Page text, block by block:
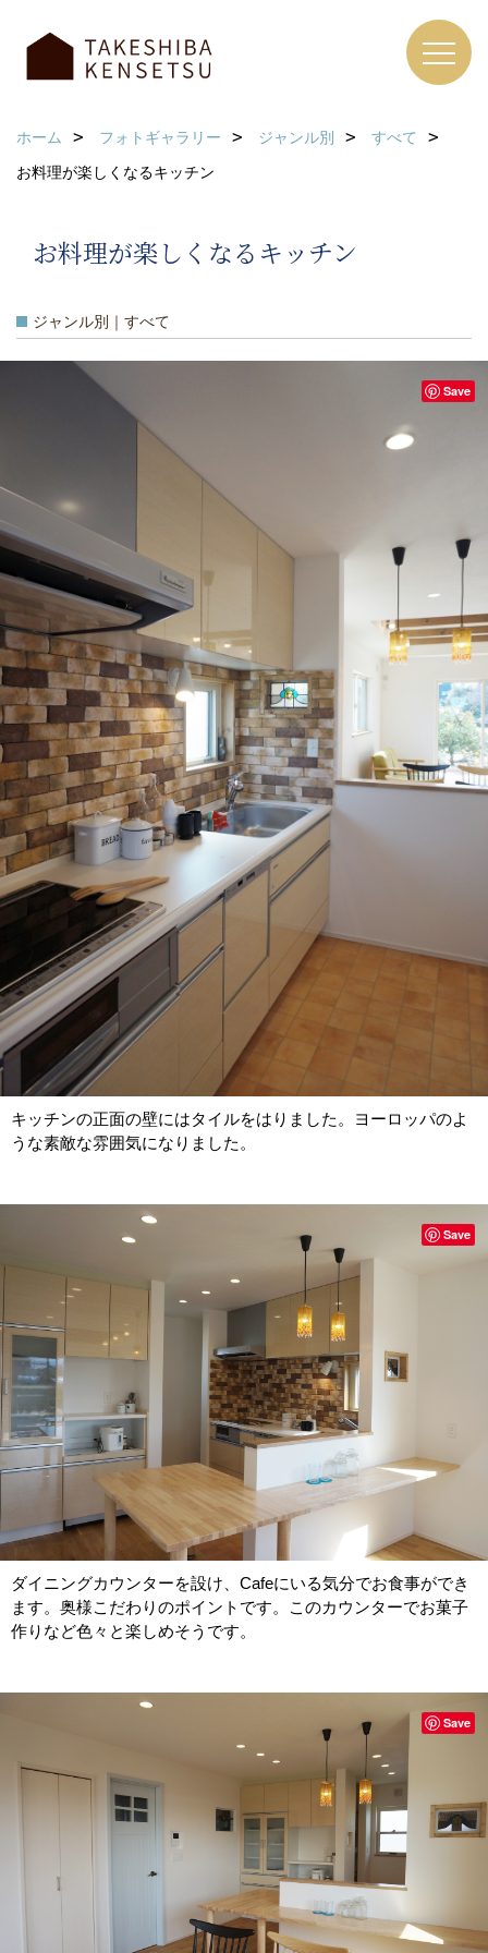
ホーム フォトギャラリー ジャンル別
すべて
お料理が楽しくなるキッチン
お料理が楽しくなるキッチン
ジャンル別｜すべて
キッチンの正面の壁にはタイルをはりました。ヨーロッパのよ
うな素敵な雰囲気になりました。
Save
ダイニングカウンターを設け、Cafeにいる気分でお食事ができ
ます。奥様こだわりのポイントです。このカウンターでお菓子
作りなど色々と楽しめそうです。
Save
Save